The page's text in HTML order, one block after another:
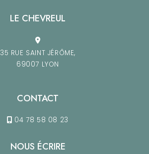
LE CHEVREUL
35 RUE SAINT JÉRÔME,
69007 LYON
CONTACT
04 78 58 08 23
NOUS ÉCRIRE